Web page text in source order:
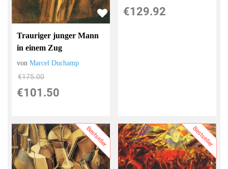
Trauriger junger Mann
in einem Zug
vonMarcel Duchamp
€175.00
€101.50
€129.92
Bestseller Bestseller